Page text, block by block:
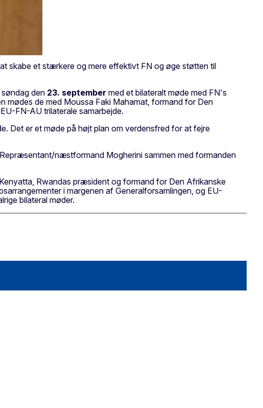
skabe et stærkere og mere effektivt FN og øge støtten til
den 23. september med et bilateralt møde med FN's
mødes de med Moussa Faki Mahamat, formand for Den
FN-AU trilaterale samarbejde.
Det er et møde på højt plan om verdensfred for at fejre
næstformand Mogherini sammen med formanden
Rwandas præsident og formand for Den Afrikanske
i margenen af Generalforsamlingen, og EU-
bilateral møder.